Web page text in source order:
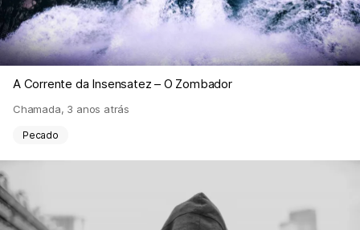
A Corrente da Insensatez – O Zombador
Chamada, 3 anos atrás
Pecado